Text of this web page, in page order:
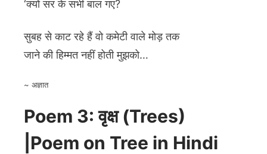
‘क्यों सर के सभी बाल गए?
सुबह से काट रहे हैं वो कमेटी वाले मोड़ तक
जाने की हिम्मत नहीं होती मुझको…
~ अज्ञात
Poem 3: वृक्ष (Trees)
|Poem on Tree in Hindi